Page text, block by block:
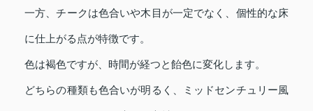
一方、チークは色合いや木目が一定でなく、個性的な床
に仕上がる点が特徴です。
色は褐色ですが、時間が経つと飴色に変化します。
どちらの種類も色合いが明るく、ミッドセンチュリー風